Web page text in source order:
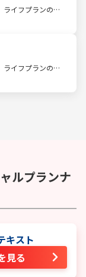
イフプランの設
イフプランの設
ルプランナ
キスト
見る